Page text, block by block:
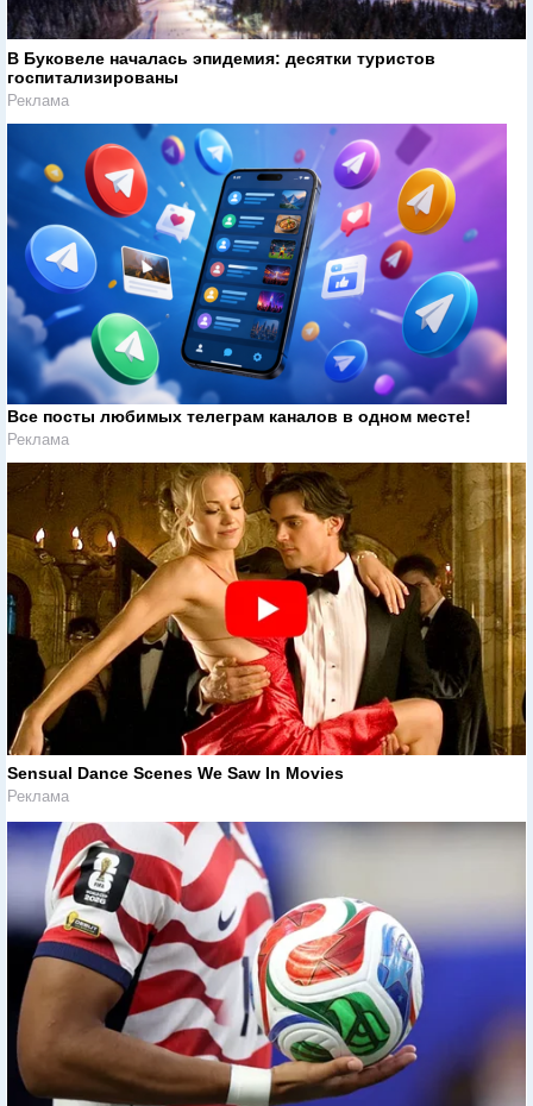
В Буковеле началась эпидемия: десятки туристов
госпитализированы
Реклама
Все посты любимых телеграм каналов в одном месте!
Реклама
Sensual Dance Scenes We Saw In Movies
Реклама